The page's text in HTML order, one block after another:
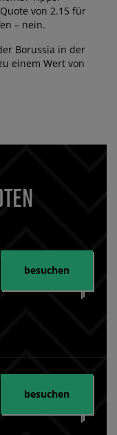
von 2.15 für
– nein.
Borussia in der
einem Wert von
besuchen
besuchen